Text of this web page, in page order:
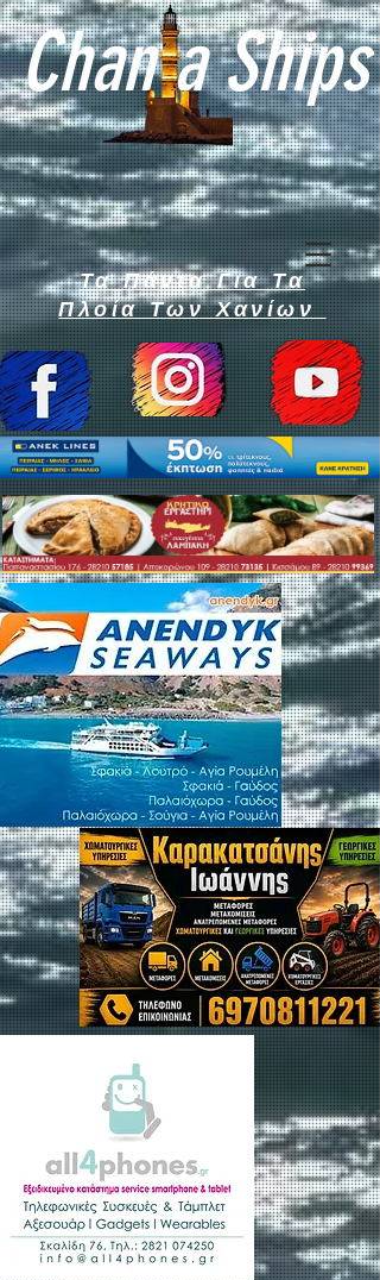
Chan a Ships
Τα Πάντα Για Τα
Πλοία Των Χανίων